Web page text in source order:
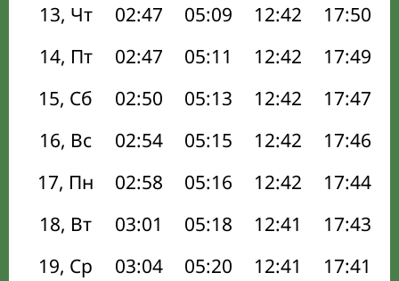
13, Чт
02:47 05:09 12:42 17:50
14, Пт
02:47 05:11 12:42 17:49
15, Сб
02:50 05:13 12:42 17:47
16, Вс
02:54 05:15 12:42 17:46
17, Пн
02:58 05:16 12:42 17:44
18, Вт
03:01 05:18 12:41 17:43
19, Ср
03:04 05:20 12:41 17:41